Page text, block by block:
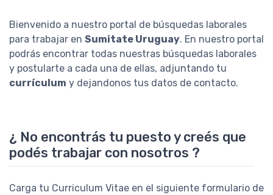
Bienvenido a nuestro portal de búsquedas laborales
para trabajar en Sumitate Uruguay. En nuestro portal
podrás encontrar todas nuestras búsquedas laborales
y postularte a cada una de ellas, adjuntando tu
currículum y dejandonos tus datos de contacto.
¿ No encontrás tu puesto y creés que
podés trabajar con nosotros ?
Carga tu Curriculum Vitae en el siguiente formulario de